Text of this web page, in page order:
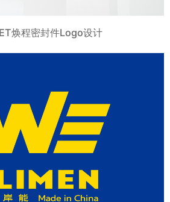
焕程密封件Logo设计